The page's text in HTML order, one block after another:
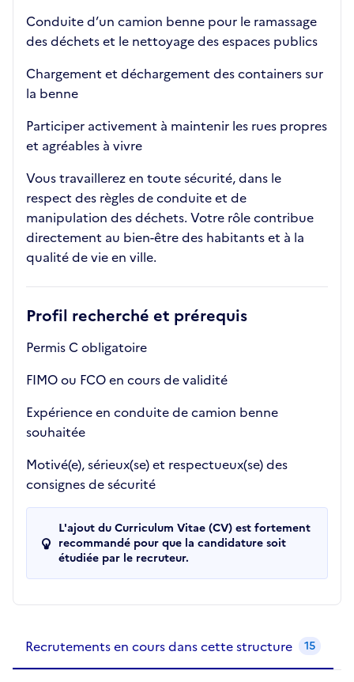
Conduite d’un camion benne pour le ramassage
des déchets et le nettoyage des espaces publics
Chargement et déchargement des containers sur
la benne
Participer activement à maintenir les rues propres
et agréables à vivre
Vous travaillerez en toute sécurité, dans le
respect des règles de conduite et de
manipulation des déchets. Votre rôle contribue
directement au bien-être des habitants et à la
qualité de vie en ville.
Profil recherché et prérequis
Permis C obligatoire
FIMO ou FCO en cours de validité
Expérience en conduite de camion benne
souhaitée
Motivé(e), sérieux(se) et respectueux(se) des
consignes de sécurité
L'ajout du Curriculum Vitae (CV) est fortement
recommandé pour que la candidature soit
étudiée par le recruteur.
Recrutements en cours dans cette structure 15